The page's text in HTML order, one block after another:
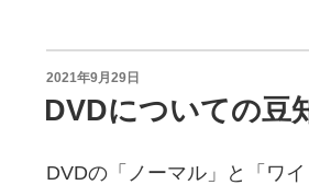
メ
デ
ィ
DVD
投
稿
日:
2021年9月29日
DVDについての豆
DVDの「ノーマル」と「ワ